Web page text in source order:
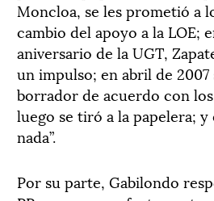
Moncloa, se les prometió a
cambio del apoyo a la LOE;
aniversario de la UGT,
un impulso; en abril de
borrador de acuerdo con
luego se tiró a la papelera; y
nada”.
Por su parte, Gabilondo